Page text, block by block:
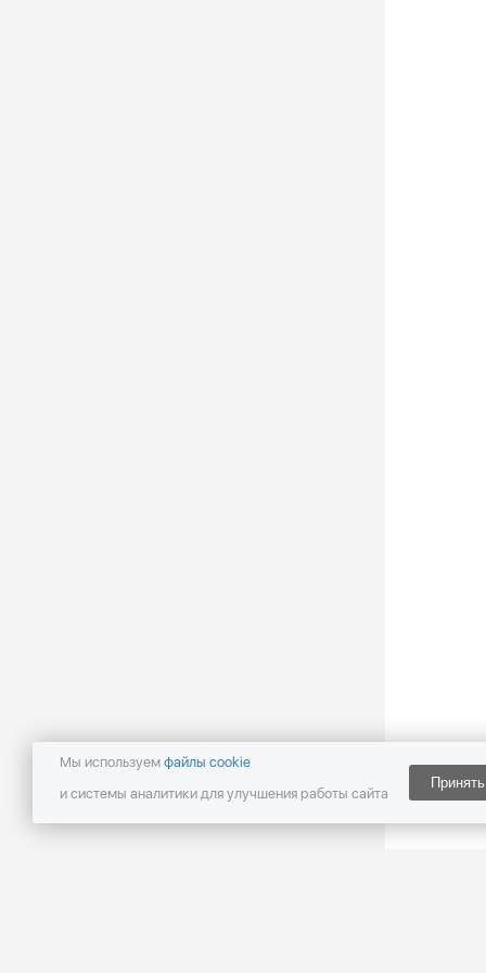
Мы используемфайлы cookie
и системы аналитики для улучшения работы сайта
Принять